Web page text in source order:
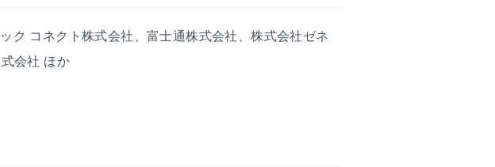
ク コネクト株式会社、富士通株式会社、株式会社ゼネ
会社 ほか